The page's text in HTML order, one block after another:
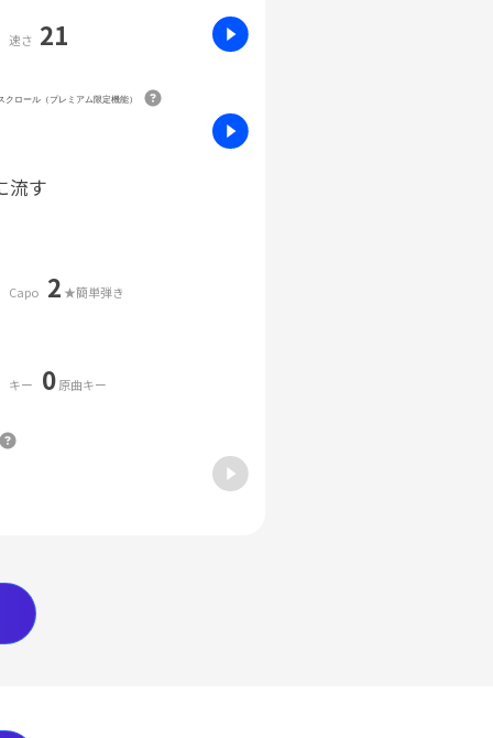
速さ 21
クロール（プレミアム限定機能）
流す
Capo 2 ★簡単弾き
キー 0原曲キー